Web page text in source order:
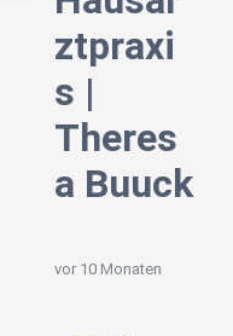
ztpraxi
s |
Theres
a Buuck
vor 10 Monaten